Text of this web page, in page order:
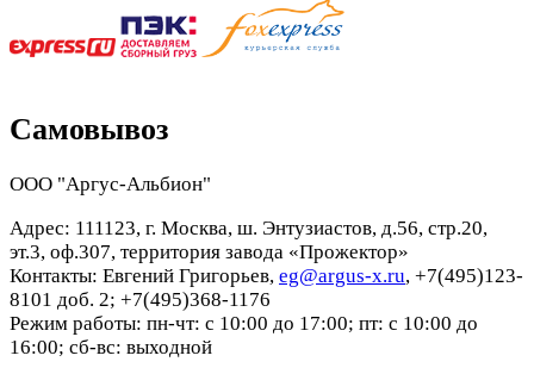
Самовывоз
ООО "Аргус-Альбион"
Адрес: 111123, г. Москва, ш. Энтузиастов, д.56, стр.20,
эт.3, оф.307, территория завода «Прожектор»
Контакты: Евгений Григорьев, eg@argus-x.ru, +7(495)123-
8101 доб. 2; +7(495)368-1176
Режим работы: пн-чт: с 10:00 до 17:00; пт: с 10:00 до
16:00; сб-вс: выходной